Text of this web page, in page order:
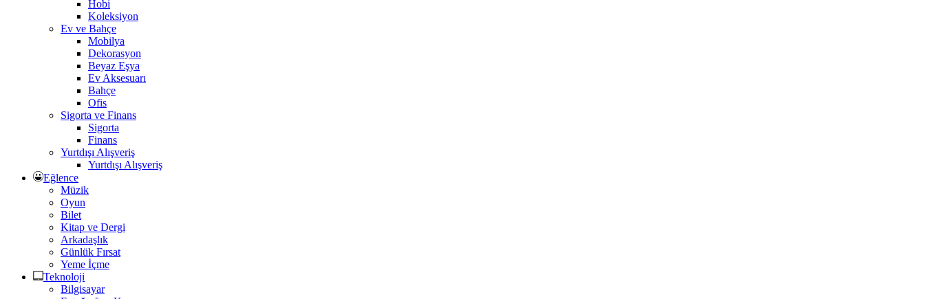
Hobi
Koleksiyon
Ev ve Bahçe
Mobilya
Dekorasyon
Beyaz Eşya
Ev Aksesuarı
Bahçe
Ofis
Sigorta ve Finans
Sigorta
Finans
Yurtdışı Alışveriş
Yurtdışı Alışveriş
Eğlence
Müzik
Oyun
Bilet
Kitap ve Dergi
Arkadaşlık
Günlük Fırsat
Yeme İçme
Teknoloji
Bilgisayar